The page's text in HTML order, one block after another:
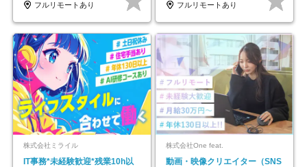
フルリモートあり
フルリモートあり
株式会社ミライル
IT事務*未経験歓迎*残業10h以
株式会社One feat.
動画・映像クリエイター（SNS